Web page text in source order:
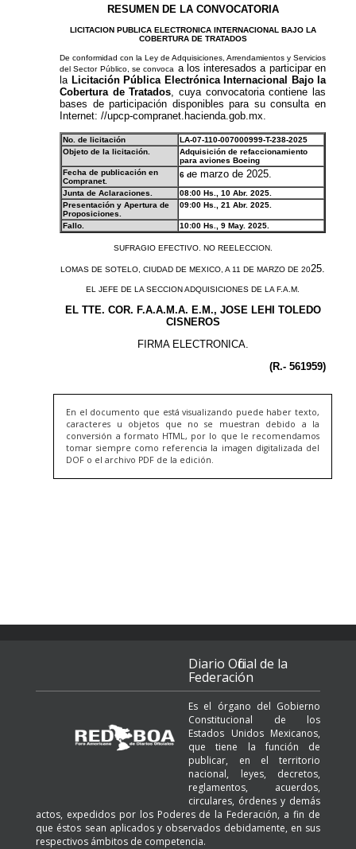
En el documento que está visualizando puede haber texto,
caracteres u objetos que no se muestran debido a la
conversión a formato HTML, por lo que le recomendamos
tomar siempre como referencia la imagen digitalizada del
DOF o el archivo PDF de la edición.
Diario Oficial de la
Federación
Es el órgano del Gobierno
Constitucional de los
Estados Unidos Mexicanos,
que tiene la función de
publicar, en el territorio
nacional, leyes, decretos,
reglamentos, acuerdos,
circulares, órdenes y demás
actos, expedidos por los Poderes de la Federación, a fin de
que éstos sean aplicados y observados debidamente, en sus
respectivos ámbitos de competencia.